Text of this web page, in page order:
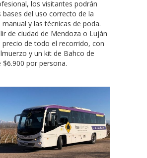
los visitantes podrán
bases del uso correcto de la
y las técnicas de poda.
de ciudad de Mendoza o Luján
precio de todo el recorrido, con
y un kit de Bahco de
$6.900 por persona.